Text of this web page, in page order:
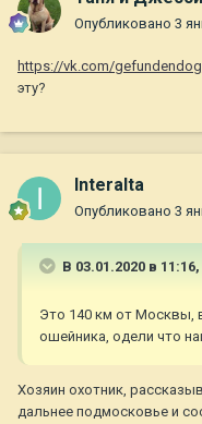
Опубликовано 3
https://vk.com/
эту?
Interalta
Опубликовано 3
В 03.01.2020 в 11:16,
Это 140 км от Москвы,
ошейника, одели что
Хозяин охотник,
дальнее подмосковье и